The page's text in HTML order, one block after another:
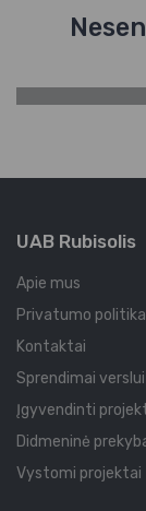
UAB Rubisolis
Apie mus
Privatumo politika
Kontaktai
Sprendimai verslui
Įgyvendinti
Didmeninė
Vystomi projektai